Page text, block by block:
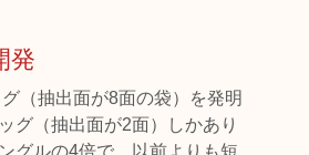
発
（抽出面が8面の袋）を発明
グ（抽出面が2面）しかあり
グルの4倍で、以前よりも短